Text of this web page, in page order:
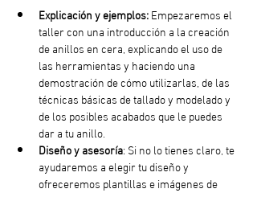
Explicación y ejemplos: Empezaremos el
taller con una introducción a la creación
de anillos en cera, explicando el uso de
las herramientas y haciendo una
demostración de cómo utilizarlas, de las
técnicas básicas de tallado y modelado y
de los posibles acabados que le puedes
dar a tu anillo.
Diseño y asesoría: Si no lo tienes claro, te
ayudaremos a elegir tu diseño y
ofreceremos plantillas e imágenes de